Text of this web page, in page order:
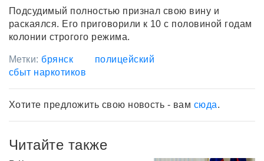
Подсудимый полностью признал свою вину и
раскаялся. Его приговорили к 10 с половиной годам
колонии строгого режима.
Метки: брянск
полицейский
сбыт наркотиков
Хотите предложить свою новость - вам сюда.
Читайте также